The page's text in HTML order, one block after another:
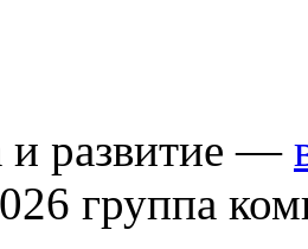
и развитие —
группа